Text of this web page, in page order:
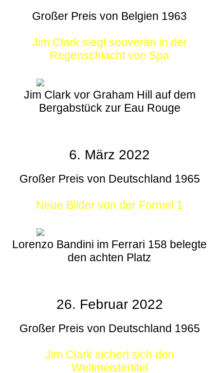
Großer Preis von Belgien 1963
Jim Clark siegt souverän in der
Regenschlacht von Spa
Jim Clark vor Graham Hill auf dem
Bergabstück zur Eau Rouge
6. März 2022
Großer Preis von Deutschland 1965
Neue Bilder von der Formel 1
Lorenzo Bandini im Ferrari 158 belegte
den achten Platz
26. Februar 2022
Großer Preis von Deutschland 1965
Jim Clark sichert sich den
Weltmeistertitel